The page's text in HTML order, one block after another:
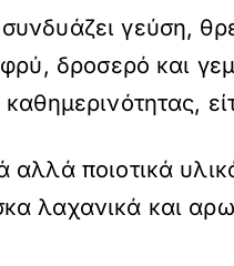
γεύση,
δροσερό και
αλλά ποιοτικά
λαχανικά και